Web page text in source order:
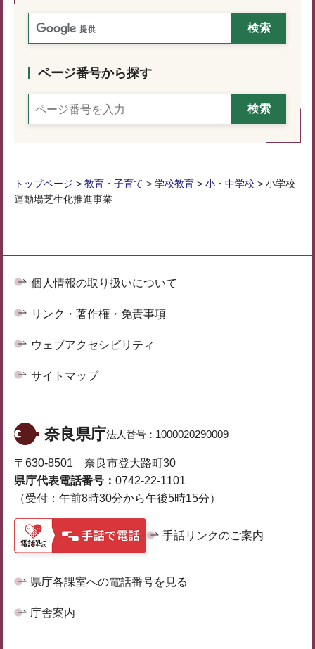
ページ番号から探す
トップページ > 教育・子育て > 学校教育 > 小・中学校 > 小学校
運動場芝生化推進事業
個人情報の取り扱いについて
リンク・著作権・免責事項
ウェブアクセシビリティ
サイトマップ
奈良県庁法人番号： 1000020290009
〒630-8501 奈良市登大路町30
県庁代表電話番号： 0742-22-1101
（受付：午前8時30分から午後5時15分）
手話リンクのご案内
県庁各課室への電話番号を見る
庁舎案内